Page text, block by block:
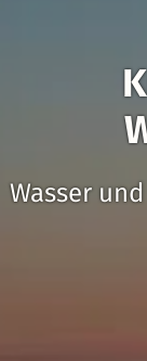
Wasser